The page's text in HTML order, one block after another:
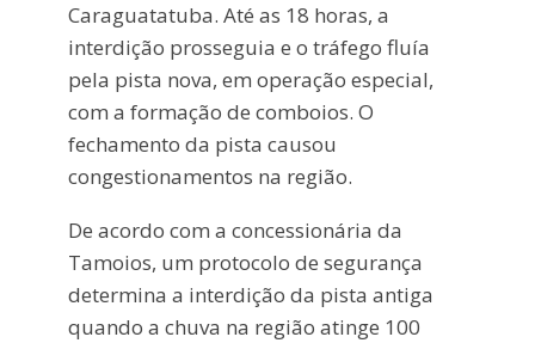
Caraguatatuba. Até as 18 horas, a
interdição prosseguia e o tráfego fluía
pela pista nova, em operação especial,
com a formação de comboios. O
fechamento da pista causou
congestionamentos na região.
De acordo com a concessionária da
Tamoios, um protocolo de segurança
determina a interdição da pista antiga
quando a chuva na região atinge 100